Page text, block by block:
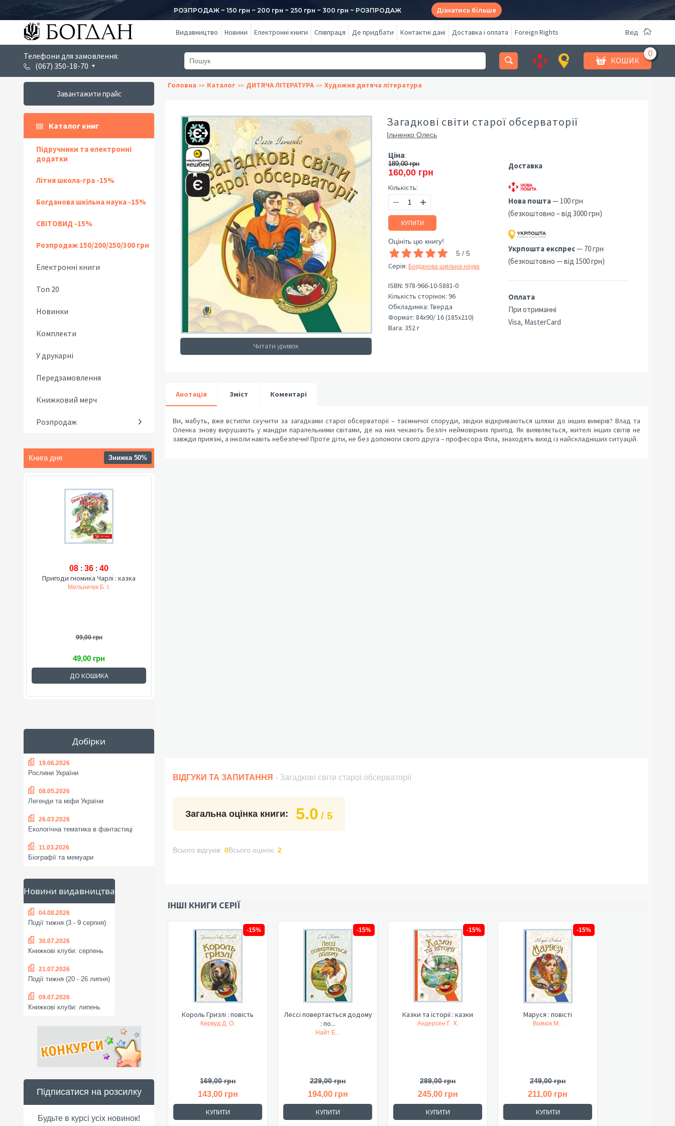
РОЗПРОДАЖ ~ 150 грн ~ 200 грн ~ 250 грн ~ 300 грн ~ РОЗПРОДАЖ Дізнатись більше
Видавництво Новини Електронні книги Співпраця Де придбати Контактні дані Доставка і оплата Foreign Rights Вхід
Телефони для замовлення:
(067) 350-18-70
КОШИК
Завантажити прайс
Каталог книг
Підручники та електронні
додатки
Літня школа-гра -15%
Богданова шкільна наука -15%
СВІТОВИД -15%
Розпродаж 150/200/250/300 грн
Електронні книги
Топ 20
Новинки
Комплекти
У друкарні
Передзамовлення
Книжковий мерч
Розпродаж
Книга дня Знижка 50%
08 : 36 : 39
Пригоди гномика Чарлі : казка
Мельничук Б. І.
99,00 грн
49,00 грн
ДО КОШИКА
Добірки
19.06.2026
Рослини України
08.05.2026
Легенди та міфи України
26.03.2026
Екологічна тематика в фантастиці
11.03.2026
Біографії та мемуари
Новини видавництва
04.08.2026
Події тижня (3 - 9 серпня)
30.07.2026
Книжкові клуби: серпень
21.07.2026
Події тижня (20 - 26 липня)
09.07.2026
Книжкові клуби: липень
Підписатися на розсилку
Будьте в курсі усіх новинок!
Головна Каталог ДИТЯЧА ЛІТЕРАТУРА Художня дитяча література
Читати уривок
Загадкові світи старої обсерваторії
Ільченко Олесь
Ціна:
189,00 грн
160,00 грн
Кількість:
КУПИТИ
Оцініть цю книгу!
5 / 5
Серія: Богданова шкільна наука
ISBN: 978-966-10-5881-0
Кількість сторінок: 96
Обкладинка: Тверда
Формат: 84х90/ 16 (185х210)
Вага: 352 г
Доставка
Нова пошта— 100 грн
(безкоштовно – від 3000 грн)
Укрпошта експрес— 70 грн
(безкоштовно — від 1500 грн)
Оплата
При отриманні
Visa, MasterCard
Анотація Зміст Коментарі
Ви, мабуть, вже встигли скучити за загадками старої обсерваторії – таємничої споруди, звідки відкриваються шляхи до інших вимірів? Влад та
Оленка знову вирушають у мандри паралельними світами, де на них чекають безліч неймовірних пригод. Як виявляється, жителі інших світів не
завжди приязні, а інколи навіть небезпечні! Проте діти, не без допомоги свого друга – професора Філа, знаходять вихід із найскладніших ситуацій.
ВІДГУКИ ТА ЗАПИТАННЯ - Загадкові світи старої обсерваторії
Загальна оцінка книги: 5.0 / 5
Всього відгуків: 0Всього оцінок: 2
ІНШІ КНИГИ СЕРІЇ
-15%
Король Гризлі : повість
Кервуд Д. О.
169,00 грн
143,00 грн
КУПИТИ
-15%
Лессі повертається додому
: по...
Найт Е. .
229,00 грн
194,00 грн
КУПИТИ
-15%
Казки та історії : казки
Андерсен Г. Х.
289,00 грн
245,00 грн
КУПИТИ
-15%
Маруся : повісті
Вовчок М. .
249,00 грн
211,00 грн
КУПИТИ